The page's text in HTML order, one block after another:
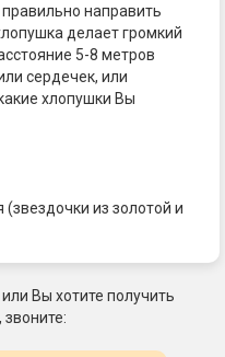
направить
делает громкий
5-8 метров
сердечек, или
хлопушки Вы
из золотой и
Вы хотите получить